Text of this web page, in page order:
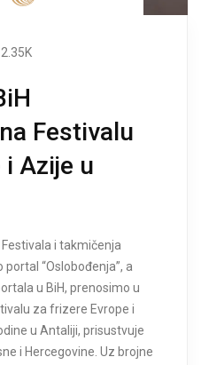
2.35K
Festivalu
Azije u
i takmičenja
“Oslobođenja”, a
u BiH, prenosimo u
za frizere Evrope i
u Antaliji, prisustvuje
i Hercegovine. Uz brojne